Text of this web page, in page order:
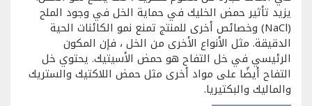
يزيد تأثير حمض الخليك في حماية الخل في وجود الملح
(NaCl) وخصائص أخرى للمنتج تمنع نمو الكائنات الحية
الدقيقة. مثل الأنواع الأخرى من الخل ، فإن المكون
الرئيسي في خل التفاح هو حمض الأسيتيك. يحتوي خل
التفاح أيضًا على مواد أخرى مثل حمض اللاكتيك والستريك
والماليك والبكتيريا.